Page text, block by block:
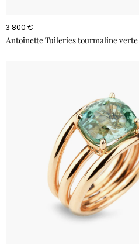
Antoinette Tuileries tourmaline verte
3 800 €